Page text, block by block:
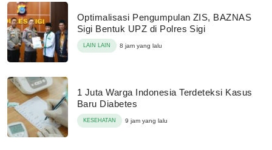
Optimalisasi Pengumpulan ZIS, BAZNAS
Sigi Bentuk UPZ di Polres Sigi
LAIN LAIN 8 jam yang lalu
1 Juta Warga Indonesia Terdeteksi Kasus
Baru Diabetes
KESEHATAN 9 jam yang lalu